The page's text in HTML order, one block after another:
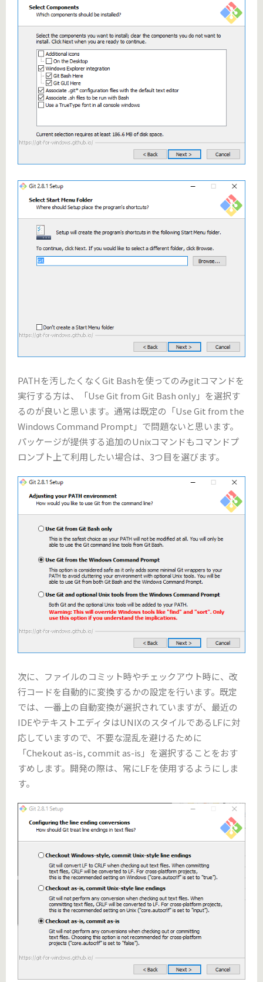
PATHを汚したくなくGit Bashを使ってのみgitコマンドを
実行する方は、「Use Git from Git Bash only」を選択す
るのが良いと思います。通常は既定の「Use Git from the
Windows Command Prompt」で問題ないと思います。
パッケージが提供する追加のUnixコマンドもコマンドプ
ロンプト上て利用したい場合は、3つ目を選びます。
次に、ファイルのコミット時やチェックアウト時に、改
行コードを自動的に変換するかの設定を行います。既定
では、一番上の自動変換が選択されていますが、最近の
IDEやテキストエディタはUNIXのスタイルであるLFに対
応していますので、不要な混乱を避けるために
「Chekout as-is, commit as-is」を選択することをおす
すめします。開発の際は、常にLFを使用するようにしま
す。